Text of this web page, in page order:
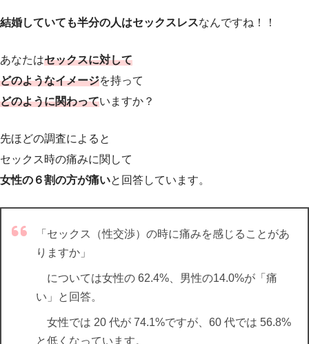
結婚していても半分の人はセックスレスなんですね！！
あなたはセックスに対して
どのようなイメージを持って
どのように関わっていますか？
先ほどの調査によると
セックス時の痛みに関して
女性の６割の方が痛いと回答しています。
「セックス（性交渉）の時に痛みを感じることがあ
りますか」
については女性の 62.4%、男性の14.0%が「痛
い」と回答。
女性では 20 代が 74.1%ですが、60 代では 56.8%
と低くなっています。